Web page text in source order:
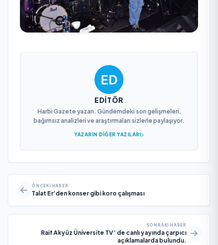
EDITÖR
Harbi Gazete yazarı. Gündemdeki son gelişmeleri,
bağımsız analizleri ve araştırmaları sizlerle paylaşıyor.
YAZARIN DIĞER YAZILARI
ÖNCEKI HABER
Talat Er’den konser gibi koro çalışması
SONRAKI HABER
Raif Akyüz Üniversite TV ‘ de canlı yayında çarpıcı
açıklamalarda bulundu.